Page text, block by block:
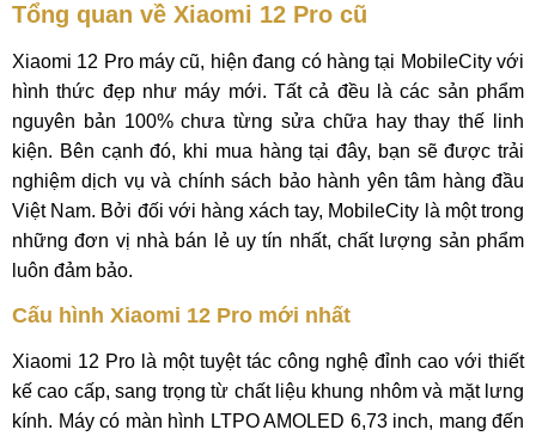
Tổng quan về Xiaomi 12 Pro cũ
Xiaomi 12 Pro máy cũ, hiện đang có hàng tại MobileCity với
hình thức đẹp như máy mới. Tất cả đều là các sản phẩm
nguyên bản 100% chưa từng sửa chữa hay thay thế linh
kiện. Bên cạnh đó, khi mua hàng tại đây, bạn sẽ được trải
nghiệm dịch vụ và chính sách bảo hành yên tâm hàng đầu
Việt Nam. Bởi đối với hàng xách tay, MobileCity là một trong
những đơn vị nhà bán lẻ uy tín nhất, chất lượng sản phẩm
luôn đảm bảo.
Cấu hình Xiaomi 12 Pro mới nhất
Xiaomi 12 Pro là một tuyệt tác công nghệ đỉnh cao với thiết
kế cao cấp, sang trọng từ chất liệu khung nhôm và mặt lưng
kính. Máy có màn hình LTPO AMOLED 6,73 inch, mang đến